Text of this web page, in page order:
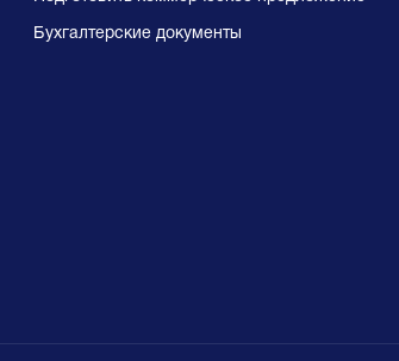
Бухгалтерские документы